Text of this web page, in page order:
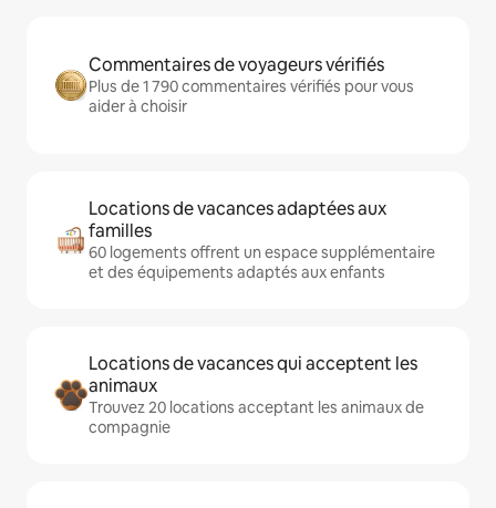
Commentaires de voyageurs vérifiés
Plus de 1 790 commentaires vérifiés pour vous
aider à choisir
Locations de vacances adaptées aux
familles
60 logements offrent un espace supplémentaire
et des équipements adaptés aux enfants
Locations de vacances qui acceptent les
animaux
Trouvez 20 locations acceptant les animaux de
compagnie